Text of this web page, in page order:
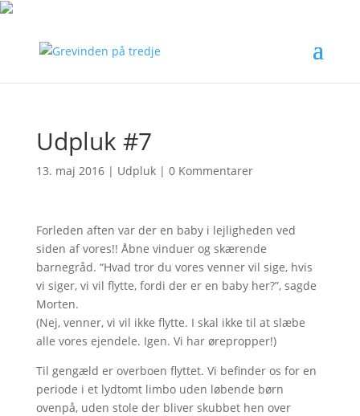
Udpluk #7
13. maj 2016| Udpluk| 0 Kommentarer
Forleden aften var der en baby i lejligheden ved
siden af vores!! Åbne vinduer og skærende
barnegråd. “Hvad tror du vores venner vil sige, hvis
vi siger, vi vil flytte, fordi der er en baby her?”, sagde
Morten.
(Nej, venner, vi vil ikke flytte. I skal ikke til at slæbe
alle vores ejendele. Igen. Vi har ørepropper!)
Til gengæld er overboen flyttet. Vi befinder os for en
periode i et lydtomt limbo uden løbende børn
ovenpå, uden stole der bliver skubbet hen over